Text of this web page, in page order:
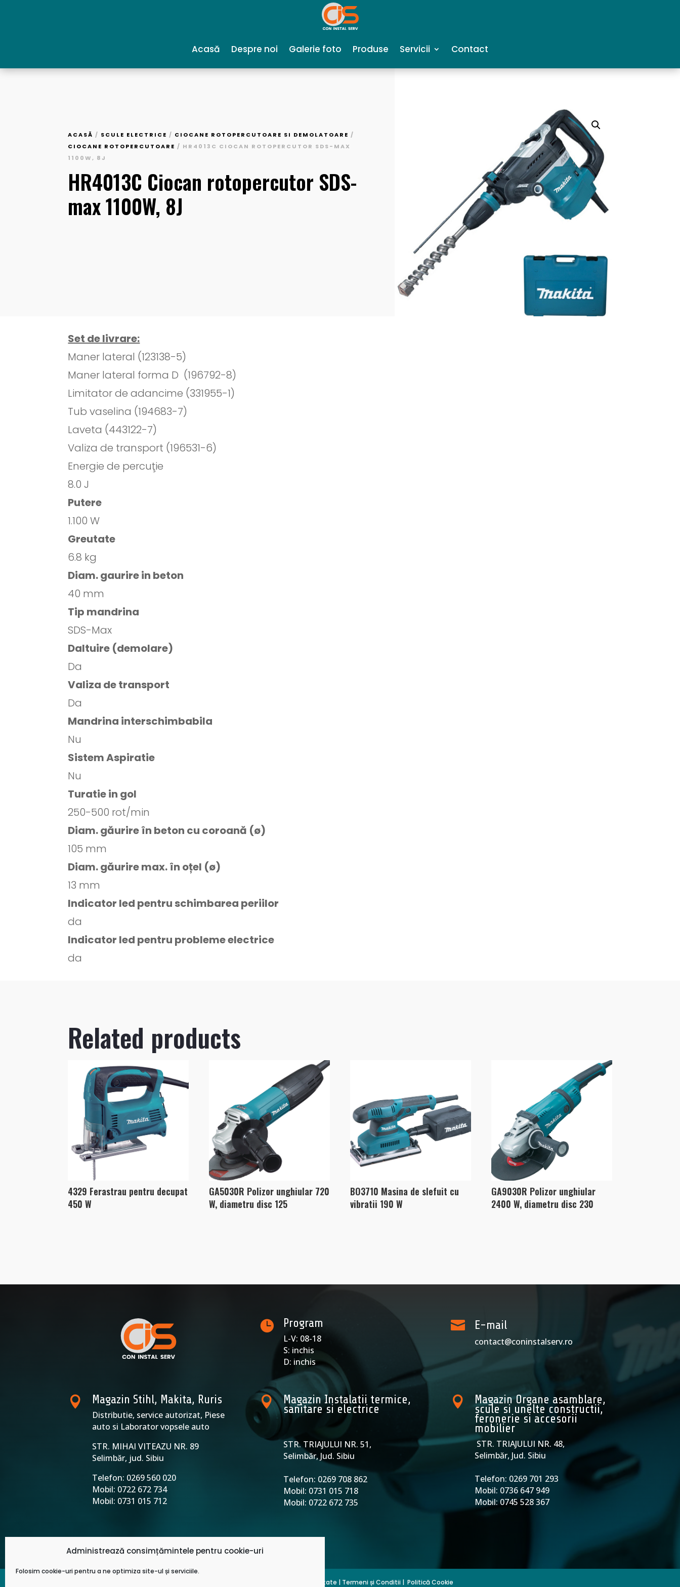
Administrează consimțămintele pentru cookie-uri
Folosim cookie-uri pentru a ne optimiza site-ul și serviciile.
Acasă Despre noi Galerie foto Produse Servicii Contact
ACASĂ / SCULE ELECTRICE / CIOCANE ROTOPERCUTOARE SI DEMOLATOARE /
CIOCANE ROTOPERCUTOARE / HR4013C CIOCAN ROTOPERCUTOR SDS-MAX
1100W, 8J
HR4013C Ciocan rotopercutor SDS-
max 1100W, 8J
Set de livrare:
Maner lateral (123138-5)
Maner lateral forma D (196792-8)
Limitator de adancime (331955-1)
Tub vaselina (194683-7)
Laveta (443122-7)
Valiza de transport (196531-6)
Energie de percuţie
8.0 J
Putere
1.100 W
Greutate
6.8 kg
Diam. gaurire in beton
40 mm
Tip mandrina
SDS-Max
Daltuire (demolare)
Da
Valiza de transport
Da
Mandrina interschimbabila
Nu
Sistem Aspiratie
Nu
Turatie in gol
250-500 rot/min
Diam. găurire în beton cu coroană (ø)
105 mm
Diam. găurire max. în oțel (ø)
13 mm
Indicator led pentru schimbarea periilor
da
Indicator led pentru probleme electrice
da
Related products
4329 Ferastrau pentru decupat
450 W
GA5030R Polizor unghiular 720
W, diametru disc 125
BO3710 Masina de slefuit cu
vibratii 190 W
GA9030R Polizor unghiular
2400 W, diametru disc 230
 Program
L-V: 08-18
S: inchis
D: inchis
 E-mail
contact@coninstalserv.ro
 Magazin Stihl, Makita, Ruris
Distributie, service autorizat, Piese
auto si Laborator vopsele auto
STR. MIHAI VITEAZU NR. 89
Selimbăr, jud. Sibiu
Telefon: 0269 560 020
Mobil: 0722 672 734
Mobil: 0731 015 712
 Magazin Instalatii termice,
sanitare si electrice
STR. TRIAJULUI NR. 51,
Selimbăr, Jud. Sibiu
Telefon: 0269 708 862
Mobil: 0731 015 718
Mobil: 0722 672 735
 Magazin Organe asamblare,
scule si unelte constructii,
feronerie si accesorii
mobilier
STR. TRIAJULUI NR. 48,
Selimbăr, Jud. Sibiu
Telefon: 0269 701 293
Mobil: 0736 647 949
Mobil: 0745 528 367
Politică de Confidențialitate | Termeni și Conditii| Politică Cookie